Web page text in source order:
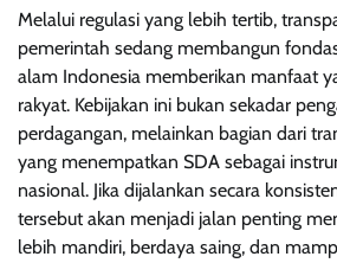
Melalui regulasi yang lebih tertib,
pemerintah sedang membangun
alam Indonesia memberikan manfaat
rakyat. Kebijakan ini bukan sekadar
perdagangan, melainkan bagian dari
yang menempatkan SDA sebagai
nasional. Jika dijalankan secara
tersebut akan menjadi jalan penting
lebih mandiri, berdaya saing, dan